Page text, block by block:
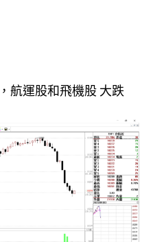
航運股和飛機股 大跌